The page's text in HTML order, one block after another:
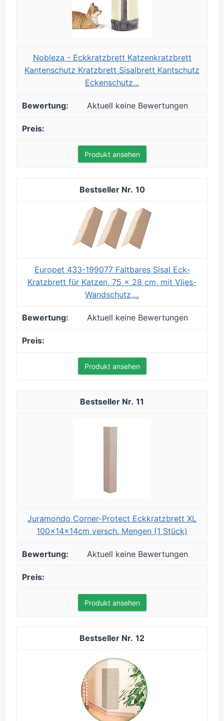
Nobleza - Eckkratzbrett Katzenkratzbrett
Kantenschutz Kratzbrett Sisalbrett Kantschutz
Eckenschutz...
Aktuell keine Bewertungen
Produkt ansehen
10
Europet 433-199077 Faltbares Sisal Eck-
Kratzbrett für Katzen, 75 x 28 cm, mit Vlies-
Wandschutz,...
Aktuell keine Bewertungen
Produkt ansehen
11
Juramondo Corner-Protect Eckkratzbrett XL
100x14x14cm versch. Mengen (1 Stück)
Aktuell keine Bewertungen
Produkt ansehen
12